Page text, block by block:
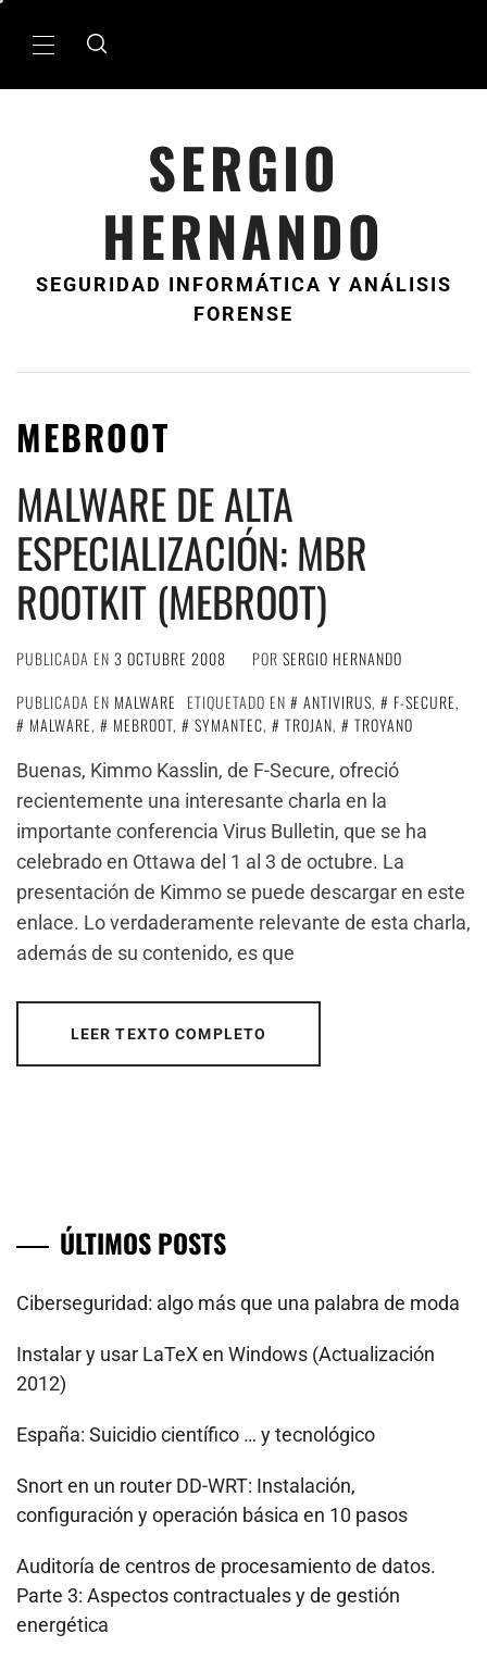
MenÃº
SERGIO
HERNANDO
SEGURIDAD INFORMÁTICA Y ANÁLISIS
FORENSE
MEBROOT
MALWARE DE ALTA
ESPECIALIZACIÓN: MBR
ROOTKIT (MEBROOT)
PUBLICADA EN 3 OCTUBRE 2008 POR SERGIO HERNANDO
PUBLICADA EN MALWARE ETIQUETADO EN ANTIVIRUS, F-SECURE,
MALWARE, MEBROOT, SYMANTEC, TROJAN,
TROYANO
Buenas, Kimmo Kasslin, de F-Secure, ofreció
recientemente una interesante charla en la
importante conferencia Virus Bulletin, que se ha
celebrado en Ottawa del 1 al 3 de octubre. La
presentación de Kimmo se puede descargar en este
enlace. Lo verdaderamente relevante de esta charla,
además de su contenido, es que
LEER TEXTO COMPLETO
ÚLTIMOS POSTS
Ciberseguridad: algo más que una palabra de moda
Instalar y usar LaTeX en Windows (Actualización
2012)
España: Suicidio científico … y tecnológico
Snort en un router DD-WRT: Instalación,
configuración y operación básica en 10 pasos
Auditoría de centros de procesamiento de datos.
Parte 3: Aspectos contractuales y de gestión
energética